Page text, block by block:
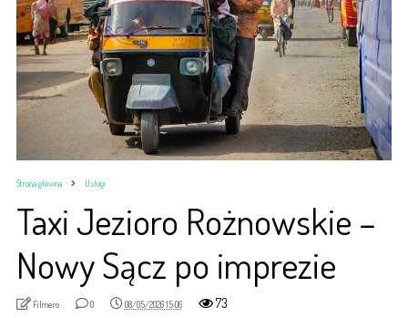
Strona główna Usługi
Taxi Jezioro Rożnowskie –
Nowy Sącz po imprezie
Filmero 0 08/05/2026 15:06 73